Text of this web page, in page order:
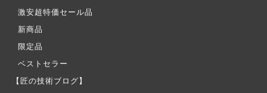
激安超特価セール品
新商品
限定品
ベストセラー
【匠の技術ブログ】